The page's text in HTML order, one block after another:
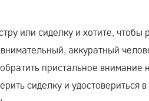
или сиделку и хотите, чтобы
аккуратный
пристальное внимание
сиделку и удостовериться в